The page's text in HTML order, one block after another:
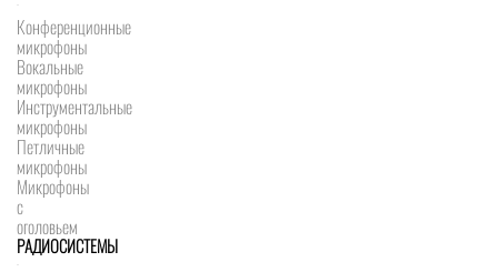
Конференционные
микрофоны
Вокальные
микрофоны
Инструментальные
микрофоны
Петличные
микрофоны
Микрофоны
с
оголовьем
РАДИОСИСТЕМЫ